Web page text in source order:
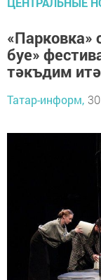
«Парковка»
буе»
тәкъдим итә
Татар-информ,